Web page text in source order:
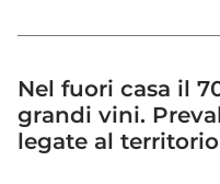
Nel fuori casa il
grandi vini.
legate al territorio